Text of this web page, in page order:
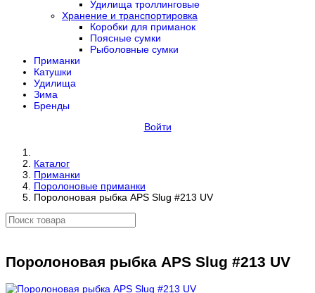
Удилища троллинговые
Хранение и транспортировка
Коробки для приманок
Поясные сумки
Рыболовные сумки
Приманки
Катушки
Удилища
Зима
Бренды
Войти
Каталог
Приманки
Поролоновые приманки
Поролоновая рыбка APS Slug #213 UV
Поролоновая рыбка APS Slug #213 UV